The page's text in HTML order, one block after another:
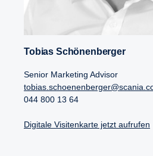
Tobias Schönenberger
Senior Marketing Advisor
044 800 13 64
Digitale Visitenkarte jetzt aufrufen